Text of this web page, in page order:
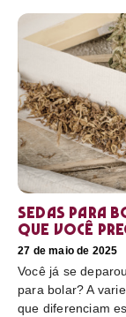
Sedas para
que você
27 de maio de 2025
Você já se
para bolar? A
que diferenciam